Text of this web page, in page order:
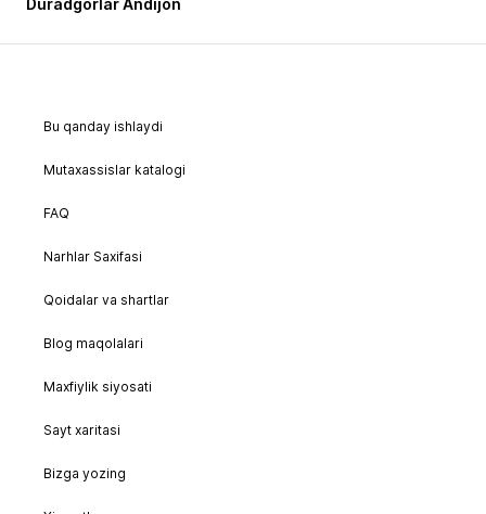
Duradgorlar Andijon
Bu qanday ishlaydi
Mutaxassislar katalogi
FAQ
Narhlar Saxifasi
Qoidalar va shartlar
Blog maqolalari
Maxfiylik siyosati
Sayt xaritasi
Bizga yozing